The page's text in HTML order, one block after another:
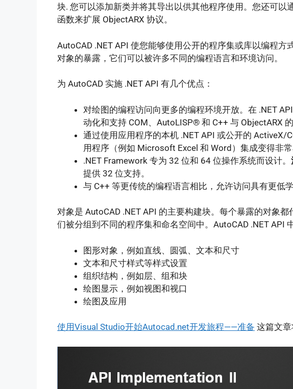
块. 您可以添加新类并将其导出以供其他程序使用。您还可以
函数来扩展 ObjectARX 协议。
AutoCAD .NET API 使您能够使用公开的程序集或库以编程
对象的暴露，它们可以被许多不同的编程语言和环境访问。
为 AutoCAD 实施 .NET API 有几个优点：
对绘图的编程访问向更多的编程环境开放。在 .NET
动化和支持 COM、AutoLISP® 和 C++ 与 ObjectARX 的
通过使用应用程序的本机 .NET API 或公开的 ActiveX/
用程序（例如 Microsoft Excel 和 Word）集成变得非常
.NET Framework 专为 32 位和 64 位操作系统而设计。
提供 32 位支持。
与 C++ 等更传统的编程语言相比，允许访问具有更低
对象是 AutoCAD .NET API 的主要构建块。每个暴露的对象
们被分组到不同的程序集和命名空间中。AutoCAD .NET API
图形对象，例如直线、圆弧、文本和尺寸
文本和尺寸样式等样式设置
组织结构，例如层、组和块
绘图显示，例如视图和视口
绘图及应用
使用Visual Studio开始Autocad.net开发旅程——准备 这篇文章